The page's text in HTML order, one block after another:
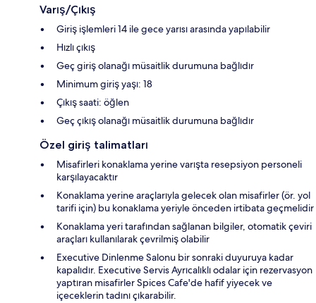
Varış/Çıkış
Giriş işlemleri 14 ile gece yarısı arasında yapılabilir
Hızlı çıkış
Geç giriş olanağı müsaitlik durumuna bağlıdır
Minimum giriş yaşı: 18
Çıkış saati: öğlen
Geç çıkış olanağı müsaitlik durumuna bağlıdır
Özel giriş talimatları
Misafirleri konaklama yerine varışta resepsiyon personeli
karşılayacaktır
Konaklama yerine araçlarıyla gelecek olan misafirler (ör. yol
tarifi için) bu konaklama yeriyle önceden irtibata geçmelidir
Konaklama yeri tarafından sağlanan bilgiler, otomatik çeviri
araçları kullanılarak çevrilmiş olabilir
Executive Dinlenme Salonu bir sonraki duyuruya kadar
kapalıdır. Executive Servis Ayrıcalıklı odalar için rezervasyon
yaptıran misafirler Spices Cafe'de hafif yiyecek ve
içeceklerin tadını çıkarabilir.